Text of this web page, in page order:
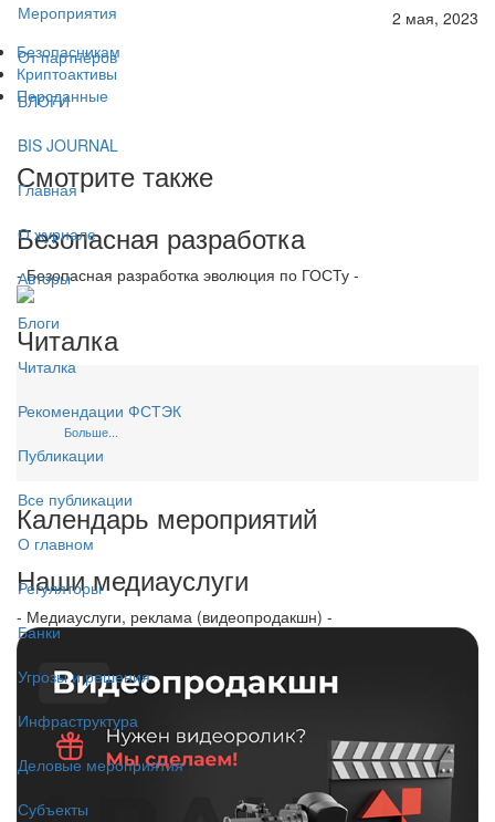
Мероприятия
От партнёров
БЛОГИ
BIS JOURNAL
Главная
О журнале
Авторы
Блоги
Читалка
Рекомендации ФСТЭК
Публикации
Все публикации
О главном
Регуляторы
Банки
Угрозы и решения
Инфраструктура
Деловые мероприятия
Субъекты
2 мая, 2023
Безопасникам
Криптоактивы
Персданные
Смотрите также
Безопасная разработка
- Безопасная разработка эволюция по ГОСТу -
Читалка
Больше...
Календарь мероприятий
Наши медиауслуги
- Медиауслуги, реклама (видеопродакшн) -